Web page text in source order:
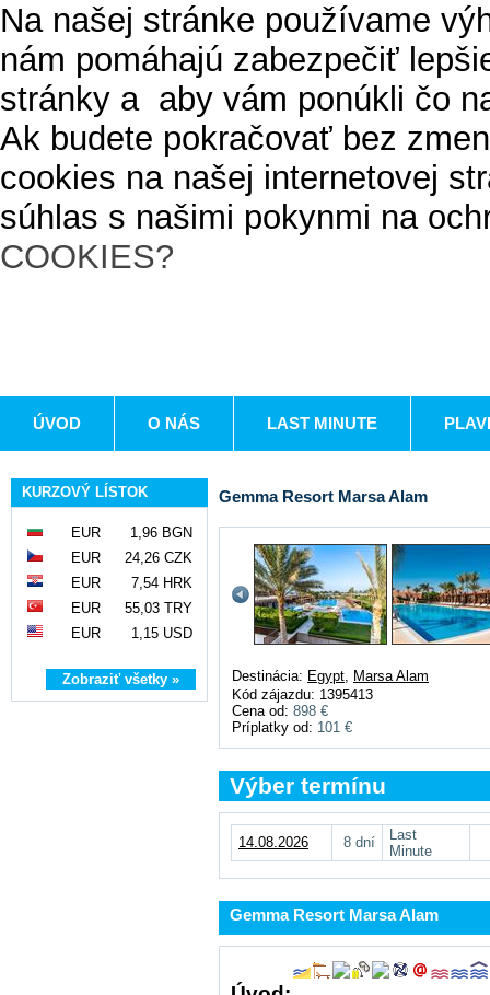
Na našej stránke používame
nám pomáhajú zabezpečiť
stránky a aby vám ponúkli čo
Ak budete pokračovať bez
cookies na našej internetovej
súhlas s našimi pokynmi na
COOKIES?
ÚVOD O NÁS LAST MINUTE
KURZOVÝ LÍSTOK
EUR
1,96 BGN
EUR
24,26 CZK
EUR
7,54 HRK
EUR
55,03 TRY
EUR
1,15 USD
Zobraziť všetky »
Gemma Resort Marsa Alam
Destinácia: Egypt, Marsa Alam
Kód zájazdu: 1395413
Cena od: 898 €
Príplatky od: 101 €
Výber termínu
14.08.2026 8 dní
Last
Minute
Gemma Resort Marsa Alam